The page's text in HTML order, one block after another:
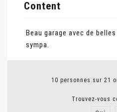
Content
Beau garage avec de
sympa.
10 personnes sur 21
Trouvez-vous